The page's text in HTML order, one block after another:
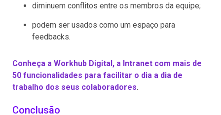
diminuem conflitos entre os membros da equipe;
podem ser usados como um espaço para
feedbacks.
Conheça a Workhub Digital, a Intranet com mais de
50 funcionalidades para facilitar o dia a dia de
trabalho dos seus colaboradores.
Conclusão